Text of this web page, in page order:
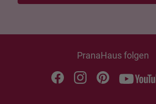
PranaHaus folgen